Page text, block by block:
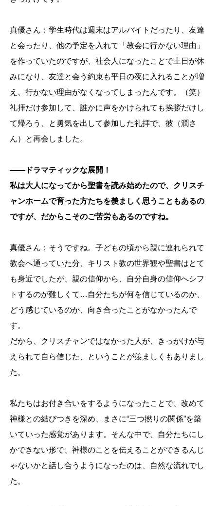
真優さん：学生時代は週末はアルバイトだったり、友達
と会ったり、他の予定を入れて「教会に行かない理由」
を作っていたのですが、社会人になったことで土日が休
みになり、友達と会う約束も平日の夜に入れることが増
え、行かない理由がなくなってしまったんです。（笑）
礼拝だけ参加して、誰かに声をかけられても挨拶だけし
て帰ろう、と勇気を出して参加した礼拝で、彼（潤さ
ん）と再会しました。
――ドラマティックな展開！
私は大人になってから聖書を読み始めたので、クリスチ
ャンホームで育った方たちを羨ましく思うこともあるの
ですが、だからこそのご苦労もあるのですね。
真優さん：そうですね。子どもの頃から親に連れられて
教会へ通っていた分、キリスト教の世界観や聖書はとて
も身近でしたが、親の信仰から、自分自身の信仰へシフ
トするのが難しくて…自分たちが何を信じているのか、
どう感じているのか、向き合ったことがなかったんで
す。
だから、クリスチャンではなかった人が、きっかけが与
えられて自ら信じた、ということが羨ましくもありまし
た。
私たちはお付き合いをするようになったことで、改めて
神様との結びつきを深め、まさに“三つ撚りの関係”を築
いていった感覚があります。そんな中で、自分たちにし
かできない形で、神様のことを伝えることができるんじ
ゃないかと話し合うようになったのは、自然な流れでし
た。